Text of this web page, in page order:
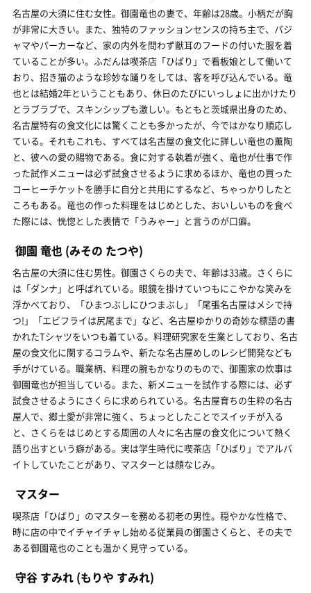
名古屋の大須に住む女性。御園竜也の妻で、年齢は28歳。小柄だが胸
が非常に大きい。また、独特のファッションセンスの持ち主で、パジ
ャマやパーカーなど、家の内外を問わず獣耳のフードの付いた服を着
ていることが多い。ふだんは喫茶店「ひばり」で看板娘として働いて
おり、招き猫のような珍妙な踊りをしては、客を呼び込んでいる。竜
也とは結婚2年ということもあり、休日のたびにいっしょに出かけたり
とラブラブで、スキンシップも激しい。もともと茨城県出身のため、
名古屋特有の食文化には驚くことも多かったが、今ではかなり順応し
ている。それもこれも、すべては名古屋の食文化に詳しい竜也の薫陶
と、彼への愛の賜物である。食に対する執着が強く、竜也が仕事で作
った試作メニューは必ず試食させるように求めるほか、竜也の買った
コーヒーチケットを勝手に自分と共用にするなど、ちゃっかりしたと
ころもある。竜也の作った料理をはじめとした、おいしいものを食べ
た際には、恍惚とした表情で「うみゃー」と言うのが口癖。
御園 竜也 (みその たつや)
名古屋の大須に住む男性。御園さくらの夫で、年齢は33歳。さくらに
は「ダンナ」と呼ばれている。眼鏡を掛けていつもにこやかな笑みを
浮かべており、「ひまつぶしにひつまぶし」「尾張名古屋はメシで持
つ!」「エビフライは尻尾まで」など、名古屋ゆかりの奇妙な標語の書
かれたTシャツをいつも着ている。料理研究家を生業としており、名古
屋の食文化に関するコラムや、新たな名古屋めしのレシピ開発なども
手がけている。職業柄、料理の腕もかなりのもので、御園家の炊事は
御園竜也が担当している。また、新メニューを試作する際には、必ず
試食させるようにさくらに求められている。名古屋育ちの生粋の名古
屋人で、郷土愛が非常に強く、ちょっとしたことでスイッチが入る
と、さくらをはじめとする周囲の人々に名古屋の食文化について熱く
語り出すという癖がある。実は学生時代に喫茶店「ひばり」でアルバ
イトしていたことがあり、マスターとは顔なじみ。
マスター
喫茶店「ひばり」のマスターを務める初老の男性。穏やかな性格で、
時に店の中でイチャイチャし始める従業員の御園さくらと、その夫で
ある御園竜也のことも温かく見守っている。
守谷 すみれ (もりや すみれ)